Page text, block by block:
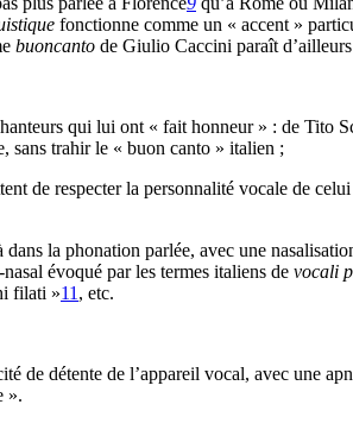
fonctionne comme un « accent »
buoncanto de Giulio Caccini paraît
qui lui ont « fait honneur » : de
sans trahir le « buon canto » italien ;
de respecter la personnalité vocale de
la phonation parlée, avec une
évoqué par les termes italiens de vocali
filati »11 , etc.
de détente de l’appareil vocal, avec une
».